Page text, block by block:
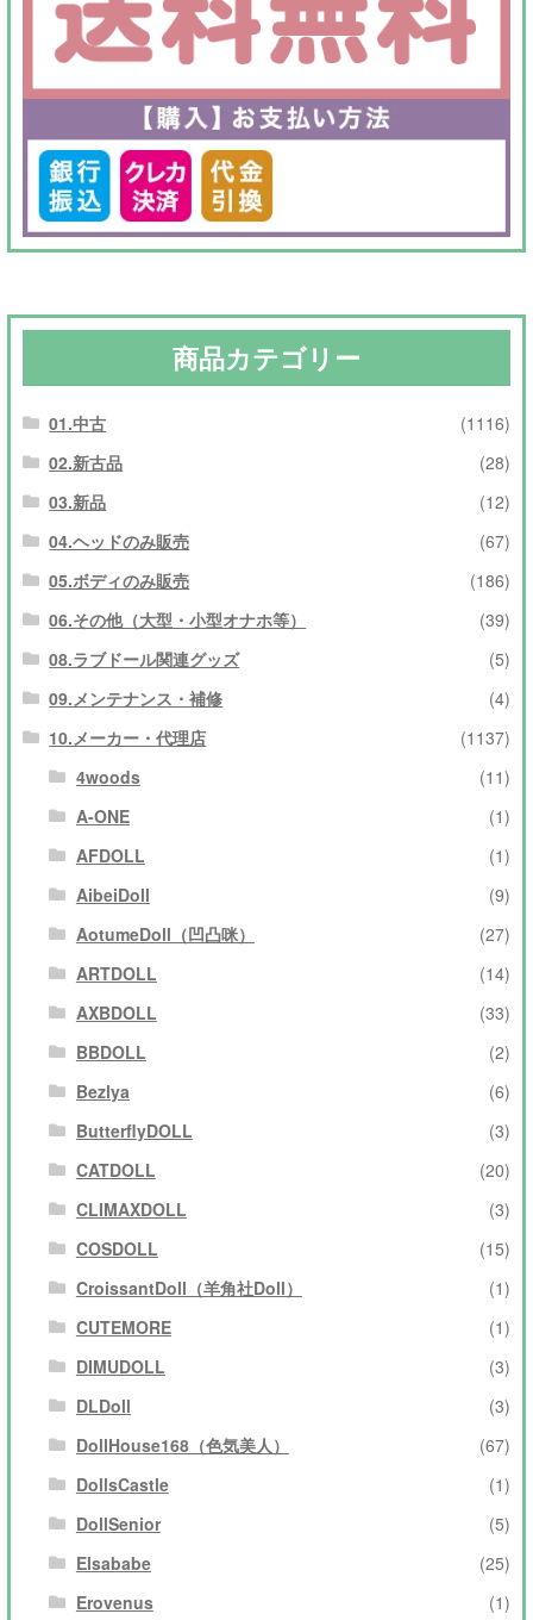
商品カテゴリー
01.中古
(1116)
02.新古品
(28)
03.新品
(12)
04.ヘッドのみ販売
(67)
05.ボディのみ販売
(186)
06.その他（大型・小型オナホ等）
(39)
08.ラブドール関連グッズ
(5)
09.メンテナンス・補修
(4)
10.メーカー・代理店
(1137)
4woods
(11)
A-ONE
(1)
AFDOLL
(1)
AibeiDoll
(9)
AotumeDoll（凹凸咪）
(27)
ARTDOLL
(14)
AXBDOLL
(33)
BBDOLL
(2)
Bezlya
(6)
ButterflyDOLL
(3)
CATDOLL
(20)
CLIMAXDOLL
(3)
COSDOLL
(15)
CroissantDoll（羊角社Doll）
(1)
CUTEMORE
(1)
DIMUDOLL
(3)
DLDoll
(3)
DollHouse168（色気美人）
(67)
DollsCastle
(1)
DollSenior
(5)
Elsababe
(25)
Erovenus
(1)